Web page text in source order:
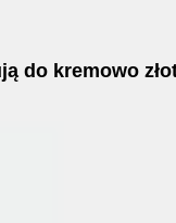
do kremowo